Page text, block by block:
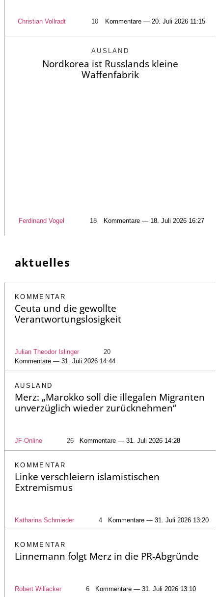
Christian Vollradt 10 Kommentare — 20. Juli 2026 11:15
AUSLAND
Nordkorea ist Russlands kleine
Waffenfabrik
Ferdinand Vogel 18 Kommentare — 18. Juli 2026 16:27
aktuelles
KOMMENTAR
Ceuta und die gewollte
Verantwortungslosigkeit
Julian Theodor Islinger
20
Kommentare — 31. Juli 2026 14:44
AUSLAND
Merz: „Marokko soll die illegalen Migranten
unverzüglich wieder zurücknehmen“
JF-Online 26 Kommentare — 31. Juli 2026 14:28
KOMMENTAR
Linke verschleiern islamistischen
Extremismus
Katharina Schmieder 4 Kommentare — 31. Juli 2026 13:20
KOMMENTAR
Linnemann folgt Merz in die PR-Abgründe
Robert Willacker 6 Kommentare — 31. Juli 2026 13:10